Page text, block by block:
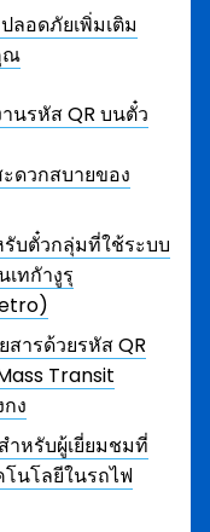
ลอดภัยเพิ่มเติม
ณ
นรหัส QR บนตั๋ว
ดวกสบายของ
บตั๋วกลุ่มที่ใช้ระบบ
เทกัางูรุ
สารด้วยรหัส QR
Transit
ง
ำหรับผู้เยี่ยมชมที่
นโลยีในรถไฟ